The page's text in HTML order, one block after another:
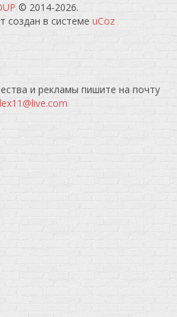
© 2014-2026.
создан в системе uCoz
и рекламы пишите на почту